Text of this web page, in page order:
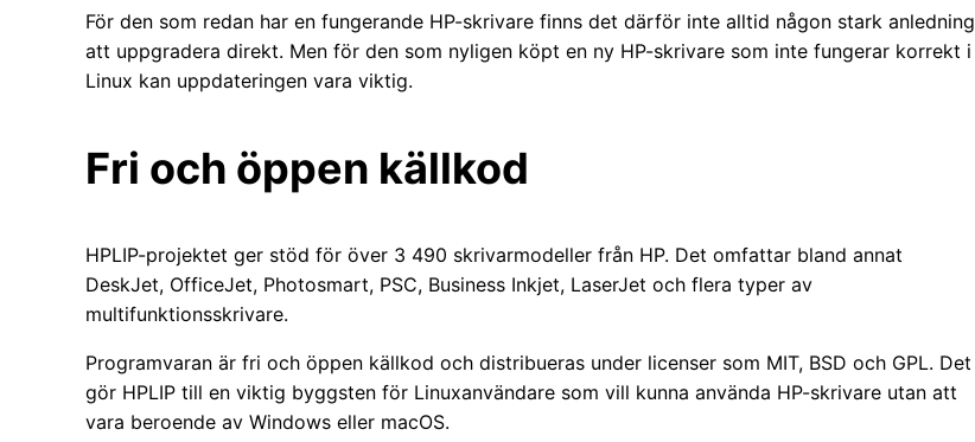
För den som redan har en fungerande HP-skrivare finns det därför inte alltid någon stark anledning
att uppgradera direkt. Men för den som nyligen köpt en ny HP-skrivare som inte fungerar korrekt i
Linux kan uppdateringen vara viktig.
Fri och öppen källkod
HPLIP-projektet ger stöd för över 3 490 skrivarmodeller från HP. Det omfattar bland annat
DeskJet, OfficeJet, Photosmart, PSC, Business Inkjet, LaserJet och flera typer av
multifunktionsskrivare.
Programvaran är fri och öppen källkod och distribueras under licenser som MIT, BSD och GPL. Det
gör HPLIP till en viktig byggsten för Linuxanvändare som vill kunna använda HP-skrivare utan att
vara beroende av Windows eller macOS.